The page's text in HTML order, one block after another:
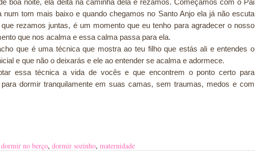
tom mais baixo e quando chegamos no Santo Anjo ela já não escuta
rezamos juntas, é um momento que eu tenho para agradecer o nosso
que nos acalma e essa calma passa para ela.
que é uma técnica que mostra ao teu filho que estás ali e entendes o
e que não o deixarás e ele ao entender se acalma e adormece.
essa técnica a vida de vocês e que encontrem o ponto certo para
dormir tranquilamente em suas camas, sem traumas, medos e com
dormir no berço, dormir sozinho, maternidade